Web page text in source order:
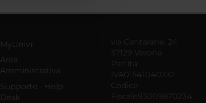
MyUnivr
Area
Amministrativa
Supporto - Help
Desk
via Cantarane, 24
37129 Verona
Partita
IVA01541040232
Codice
Fiscale93009870234